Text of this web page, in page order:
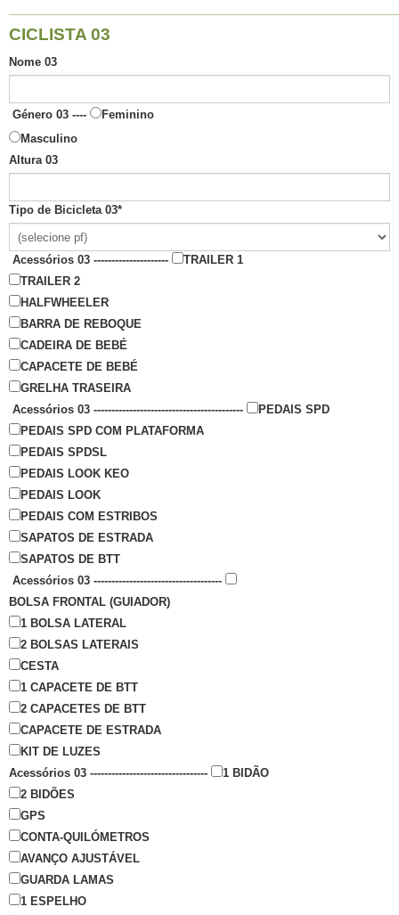
CICLISTA 03
Nome 03
Género 03 ----
Feminino
Masculino
Altura 03
Tipo de Bicicleta 03*
Acessórios 03 ---------------------
TRAILER 1
TRAILER 2
HALFWHEELER
BARRA DE REBOQUE
CADEIRA DE BEBÉ
CAPACETE DE BEBÉ
GRELHA TRASEIRA
Acessórios 03 ------------------------------------------
PEDAIS SPD
PEDAIS SPD COM PLATAFORMA
PEDAIS SPDSL
PEDAIS LOOK KEO
PEDAIS LOOK
PEDAIS COM ESTRIBOS
SAPATOS DE ESTRADA
SAPATOS DE BTT
Acessórios 03 ------------------------------------
BOLSA FRONTAL (GUIADOR)
1 BOLSA LATERAL
2 BOLSAS LATERAIS
CESTA
1 CAPACETE DE BTT
2 CAPACETES DE BTT
CAPACETE DE ESTRADA
KIT DE LUZES
Acessórios 03 ---------------------------------
1 BIDÃO
2 BIDÕES
GPS
CONTA-QUILÓMETROS
AVANÇO AJUSTÁVEL
GUARDA LAMAS
1 ESPELHO